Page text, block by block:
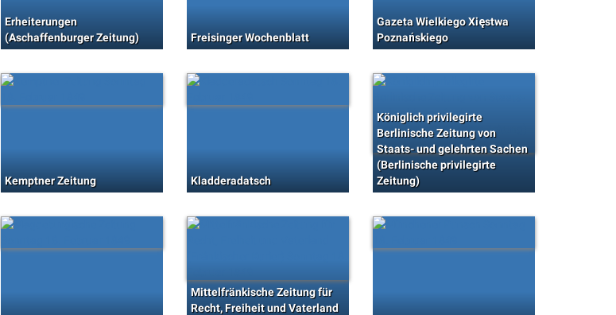
Erheiterungen
(Aschaffenburger Zeitung)
Freisinger Wochenblatt
Gazeta Wielkiego Xięstwa
Poznańskiego
Kemptner Zeitung Kladderadatsch
Königlich privilegirte
Berlinische Zeitung von
Staats- und gelehrten Sachen
(Berlinische privilegirte
Zeitung)
Mittelfränkische Zeitung für
Recht, Freiheit und Vaterland